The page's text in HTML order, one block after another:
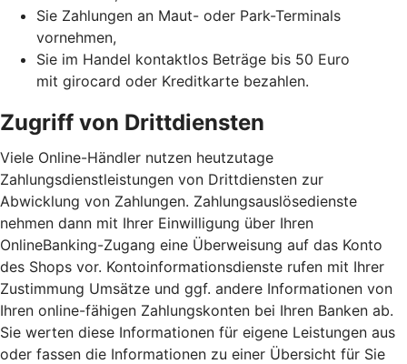
Sie Zahlungen an Maut- oder Park-Terminals
vornehmen,
Sie im Handel kontaktlos Beträge bis 50 Euro
mit girocard oder Kreditkarte bezahlen.
Zugriff von Drittdiensten
Viele Online-Händler nutzen heutzutage
Zahlungsdienstleistungen von Drittdiensten zur
Abwicklung von Zahlungen. Zahlungsauslösedienste
nehmen dann mit Ihrer Einwilligung über Ihren
OnlineBanking-Zugang eine Überweisung auf das Konto
des Shops vor. Kontoinformationsdienste rufen mit Ihrer
Zustimmung Umsätze und ggf. andere Informationen von
Ihren online-fähigen Zahlungskonten bei Ihren Banken ab.
Sie werten diese Informationen für eigene Leistungen aus
oder fassen die Informationen zu einer Übersicht für Sie